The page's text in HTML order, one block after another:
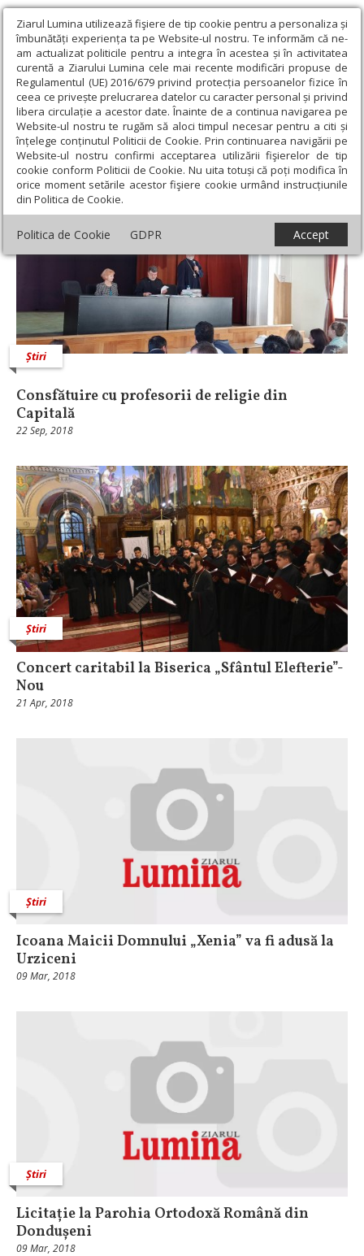
Ziarul Lumina utilizează fişiere de tip cookie pentru a personaliza și
îmbunătăți experiența ta pe Website-ul nostru. Te informăm că ne-
am actualizat politicile pentru a integra în acestea și în activitatea
curentă a Ziarului Lumina cele mai recente modificări propuse de
Regulamentul (UE) 2016/679 privind protecția persoanelor fizice în
ceea ce privește prelucrarea datelor cu caracter personal și privind
libera circulație a acestor date. Înainte de a continua navigarea pe
Website-ul nostru te rugăm să aloci timpul necesar pentru a citi și
înțelege conținutul Politicii de Cookie. Prin continuarea navigării pe
Website-ul nostru confirmi acceptarea utilizării fişierelor de tip
cookie conform Politicii de Cookie. Nu uita totuși că poți modifica în
orice moment setările acestor fişiere cookie urmând instrucțiunile
din Politica de Cookie.
Politica de Cookie GDPR Accept
Ziarul Lumina › Mădălin Constantin Laboş
Mădălin Constantin Laboş
Știri
Consfătuire cu profesorii de religie din
Capitală
22 Sep, 2018
Știri
Concert caritabil la Biserica „Sfântul Elefterie”-
Nou
21 Apr, 2018
Știri
Icoana Maicii Domnului „Xenia” va fi adusă la
Urziceni
09 Mar, 2018
Știri
Licitație la Parohia Ortodoxă Română din
Dondușeni
09 Mar, 2018